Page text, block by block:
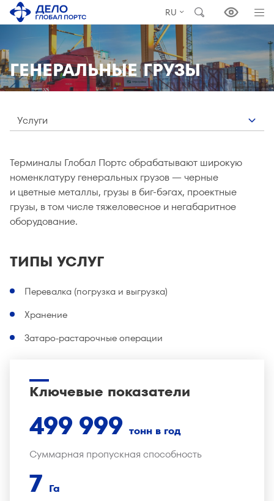
RU
ГЕНЕРАЛЬНЫЕ ГРУЗЫ
Услуги
Терминалы Глобал Портс обрабатывают широкую
номенклатуру генеральных грузов — черные
и цветные металлы, грузы в биг-бэгах, проектные
грузы, в том числе тяжеловесное и негабаритное
оборудование.
ТИПЫ УСЛУГ
Перевалка (погрузка и выгрузка)
Хранение
Затаро-растарочные операции
Ключевые показатели
500 000 тонн в год
Суммарная пропускная способность
7 Га